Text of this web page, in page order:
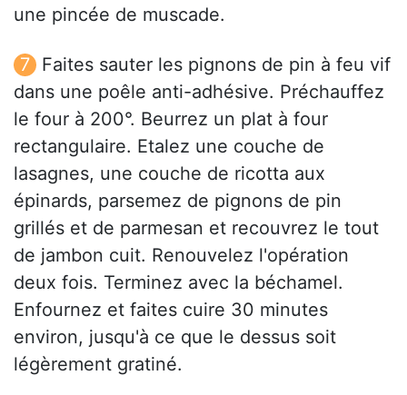
une pincée de muscade.
Faites sauter les pignons de pin à feu vif
dans une poêle anti-adhésive. Préchauffez
le four à 200°. Beurrez un plat à four
rectangulaire. Etalez une couche de
lasagnes, une couche de ricotta aux
épinards, parsemez de pignons de pin
grillés et de parmesan et recouvrez le tout
de jambon cuit. Renouvelez l'opération
deux fois. Terminez avec la béchamel.
Enfournez et faites cuire 30 minutes
environ, jusqu'à ce que le dessus soit
légèrement gratiné.